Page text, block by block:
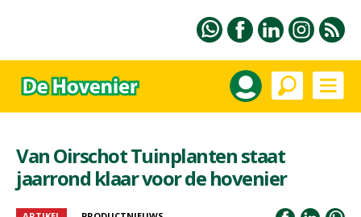
Van Oirschot Tuinplanten staat
jaarrond klaar voor de hovenier